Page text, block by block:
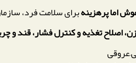
اما پرهزینهبرای سلامت فرد،
اصلاح تغذیه و کنترل فشار، قند و